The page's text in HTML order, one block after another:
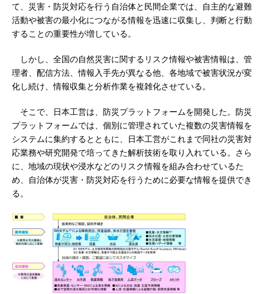
て、災害・防災対応を行う自治体と民間企業では、自主的な避難
活動や被害の最小化につながる情報を迅速に収集し、判断と行動
することの重要性が増している。
しかし、全国の自然災害に関するリスク情報や被害情報は、管
理者、配信方法、情報入手先が異なる他、各地域で被害状況が変
化し続け、情報収集と分析作業を複雑化させている。
そこで、日本工営は、防災プラットフォームを開発した。防災
プラットフォームでは、個別に管理されていた複数の災害情報を
システムに集約するとともに、日本工営がこれまで同社の災害対
応業務や研究開発で培ってきた解析技術を取り入れている。さら
に、地域の現状や浸水などのリスク情報を組み合わせているた
め、自治体が災害・防災対応を行うために必要な情報を提供でき
る。